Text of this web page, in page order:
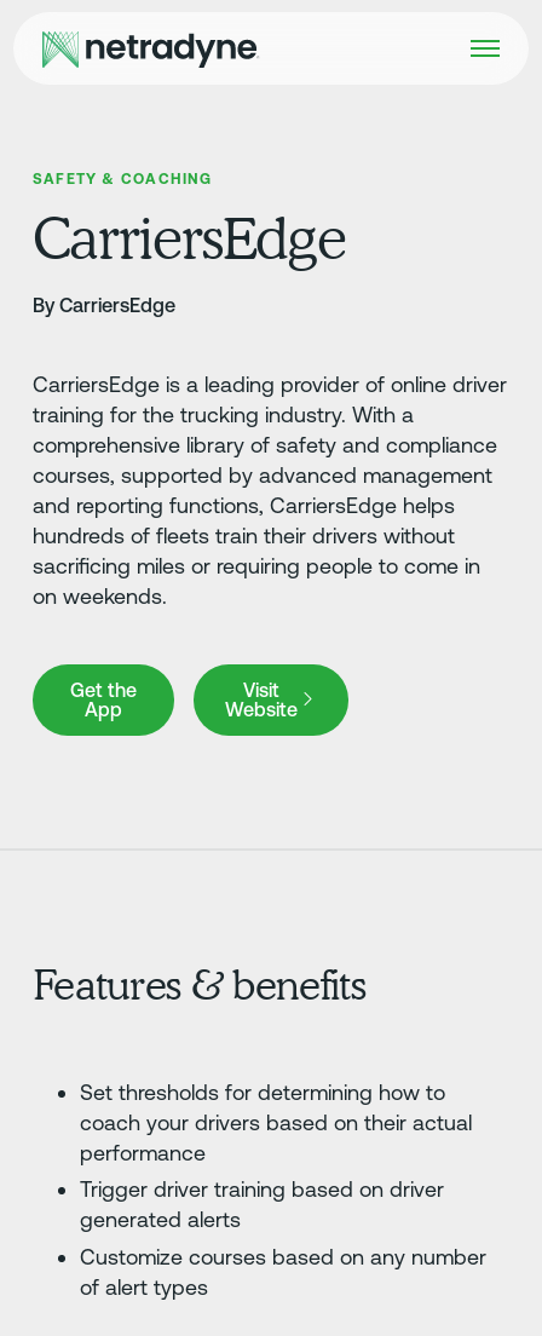
SAFETY & COACHING
CarriersEdge
By CarriersEdge
CarriersEdge is a leading provider of online driver
training for the trucking industry. With a
comprehensive library of safety and compliance
courses, supported by advanced management
and reporting functions, CarriersEdge helps
hundreds of fleets train their drivers without
sacrificing miles or requiring people to come in
on weekends.
Get the
App
Get the App
Visit
Website
Visit Website
Features & benefits
Set thresholds for determining how to
coach your drivers based on their actual
performance
Trigger driver training based on driver
generated alerts
Customize courses based on any number
of alert types